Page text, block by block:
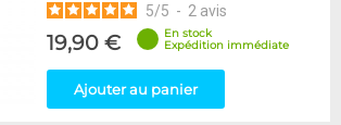
5/5 - 2 avis
19,90 €
En stock
Expédition immédiate
Ajouter au panier